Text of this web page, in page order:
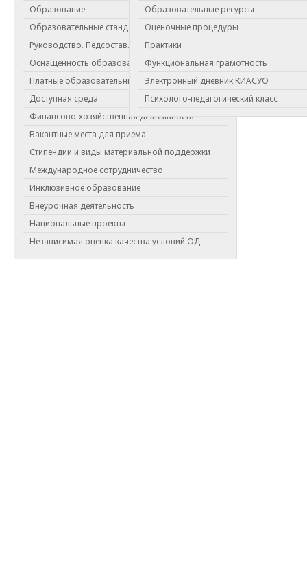
Образование
Образовательные стандарты
Руководство. Педсостав.
Оснащенность образовательного процесса
Платные образовательные услуги
Доступная среда
Финансово-хозяйственная деятельность
Вакантные места для приема
Стипендии и виды материальной поддержки
Международное сотрудничество
Инклюзивное образование
Внеурочная деятельность
Национальные проекты
Независимая оценка качества условий ОД
Образовательные ресурсы
Оценочные процедуры
Практики
Функциональная грамотность
Электронный дневник КИАСУО
Психолого-педагогический класс
Служба примирения в школе
Если ты злишься?
Гид медиации
Copyright © 2026 МБОУ "СОШ 175"
Новости
Фотогалерея